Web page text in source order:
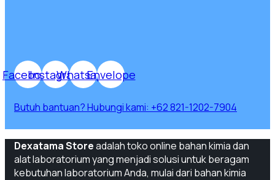
FacebookInstagramWhatsappEnvelope
Butuh bantuan? Hubungi kami: +62 821-1202-7904
Dexatama Storeadalah toko online bahan kimia dan
alat laboratorium yang menjadi solusi untuk beragam
kebutuhan laboratorium Anda, mulai dari bahan kimia